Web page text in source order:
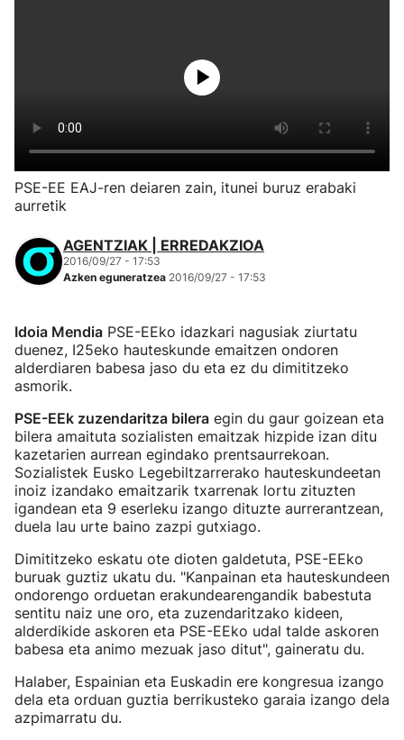
PSE-EE EAJ-ren deiaren zain, itunei buruz erabaki
aurretik
AGENTZIAK | ERREDAKZIOA
2016/09/27 - 17:53
Azken eguneratzea 2016/09/27 - 17:53
Idoia Mendia PSE-EEko idazkari nagusiak ziurtatu
duenez, I25eko hauteskunde emaitzen ondoren
alderdiaren babesa jaso du eta ez du dimititzeko
asmorik.
PSE-EEk zuzendaritza bilera egin du gaur goizean eta
bilera amaituta sozialisten emaitzak hizpide izan ditu
kazetarien aurrean egindako prentsaurrekoan.
Sozialistek Eusko Legebiltzarrerako hauteskundeetan
inoiz izandako emaitzarik txarrenak lortu zituzten
igandean eta 9 eserleku izango dituzte aurrerantzean,
duela lau urte baino zazpi gutxiago.
Dimititzeko eskatu ote dioten galdetuta, PSE-EEko
buruak guztiz ukatu du. "Kanpainan eta hauteskundeen
ondorengo orduetan erakundearengandik babestuta
sentitu naiz une oro, eta zuzendaritzako kideen,
alderdikide askoren eta PSE-EEko udal talde askoren
babesa eta animo mezuak jaso ditut", gaineratu du.
Halaber, Espainian eta Euskadin ere kongresua izango
dela eta orduan guztia berrikusteko garaia izango dela
azpimarratu du.